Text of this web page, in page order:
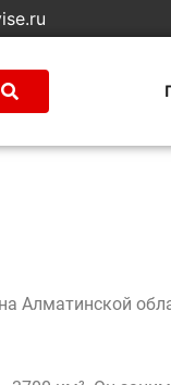
Алматинской